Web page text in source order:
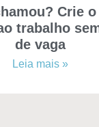
Crie
trabalho
de vaga
Leia mais »